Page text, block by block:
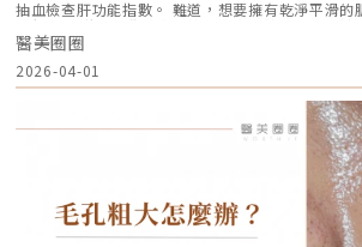
度明顯改善，效果可維持數月，期間因人而異，與
關。針對肌膚老化較嚴重的患者，醫師會提供客製
效符合期待。為何完成完整療程後仍需定期補打？
成三次療程後，可促進皮膚彈力蛋白的新生，但其
約在施打後28天開始減少。儘管如此，Profhilo所
續約3個月左右。隨著時間流逝，皮膚的保濕度與
低，肌膚質感可能回復至治療前的狀態。加上年齡
胞活力下降，因此建議每3至4個月進行一次補打，
健康。一項針對40至65歲受試者的研究顯示，接
隔30天）後，在1個月與4個月的評估中，皮膚彈
升，且效果可維持至少4個月。受試者自我評估亦
緻，印證持續治療的重要性。（參考來源：
菲洛療程前後注意事項術前： 停止服用抗凝血藥
E） 治療當天避免化妝、飲酒 保持作息規律，避
塊肉，或是出現明顯的雙下巴。這類族群除了筋膜
脂肪組織產生的微熱效應來進行收斂，收緊鬆贅組
三、 關於痛感與效果：二代真的不一樣嗎？「醫師
痛，是真的嗎？」這是許多客人心中的陰影。的確
量輸出極為強悍扎實，對某些痛感較敏感的客人來
Ultherapy Prime（美音二代）在 2026 年能被醫
大幅優化了「舒適度」。3.1 減痛技術的優化美音
型與頻率，使熱能釋放更加穩定均勻。在臨床操作
顯著提升，不再需要像早期那樣「痛到想哭」。
織受熱收縮，會有 10-20% 的即時拉提感。真正
個月，隨著膠原蛋白的大量新生，輪廓會日益清晰
生活作息下，一次優良的治療效果可維持 12–18
處方箋：美音二代的精準佈點很多診所標榜「破千
持：條數不是越多越好，精準度才是關鍵。過多的
抽血檢查肝功能指數。 難道，想要擁有乾淨平滑的
代價嗎？ 隨著醫學美容科技的進步，抗痘治療終於
全球首款獲得美國 FDA 認證，專門針對「皮脂腺」
痘雷射 正式問世。它主打不需依賴藥物、無嚴重
1726nm 波長雷射，從根源「關閉」過度活躍的皮
全面深入了解 AviClear 戰痘雷射的作用原理、與
節以及真實的術後效果，幫助你評估這項抗痘黑科
痘痘總是反覆發作？看懂萬惡之源「皮脂腺」在認
前，我們必須先了解痘痘（痤瘡）究竟是怎麼形成
包含四大關鍵： 皮脂分泌過盛：受到賀爾蒙、壓
脂腺製造出過多的油脂。 毛囊角化異常：老廢角
混合後堵塞毛孔，形成粉刺。 痤瘡桿菌增生：堵
菌（C. acnes）的溫床，細菌大量繁殖。 發炎反
反應，導致紅腫、化膿，形成嚴重的囊腫型或膿皰
醫美圈圈
2026-04-01